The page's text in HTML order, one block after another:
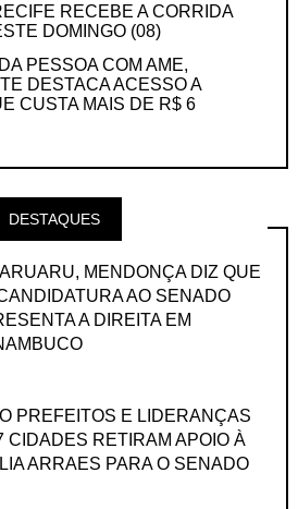
RECEBE A CORRIDA
DOMINGO (08)
PESSOA COM AME,
DESTACA ACESSO A
CUSTA MAIS DE R$ 6
DESTAQUES
MENDONÇA DIZ QUE
AO SENADO
A DIREITA EM
PREFEITOS E LIDERANÇAS
CIDADES RETIRAM APOIO À
ARRAES PARA O SENADO